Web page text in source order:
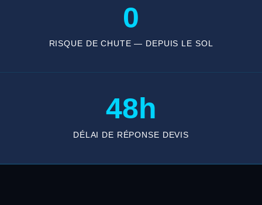
0
RISQUE DE CHUTE — DEPUIS LE SOL
48h
DÉLAI DE RÉPONSE DEVIS